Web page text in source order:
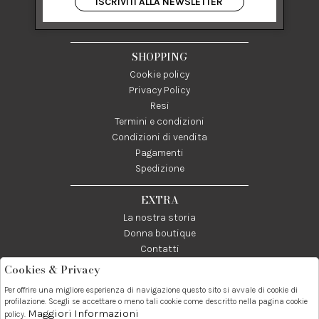
84122 Salerno Italia
P IVA 03024950655
SHOPPING
Cookie policy
Privacy Policy
Resi
Termini e condizioni
Condizioni di vendita
Pagamenti
Spedizione
EXTRA
La nostra storia
Donna boutique
Contatti
Telefono:
089237858
Whatsapp:
3338855601
Contatti:
info@donna1981.it
Cookies & Privacy
Per offrire una migliore esperienza di navigazione questo sito si avvale di cookie di
profilazione. Scegli se accettare o meno tali cookie come descritto nella pagina cookie
policy. Maggiori Informazioni